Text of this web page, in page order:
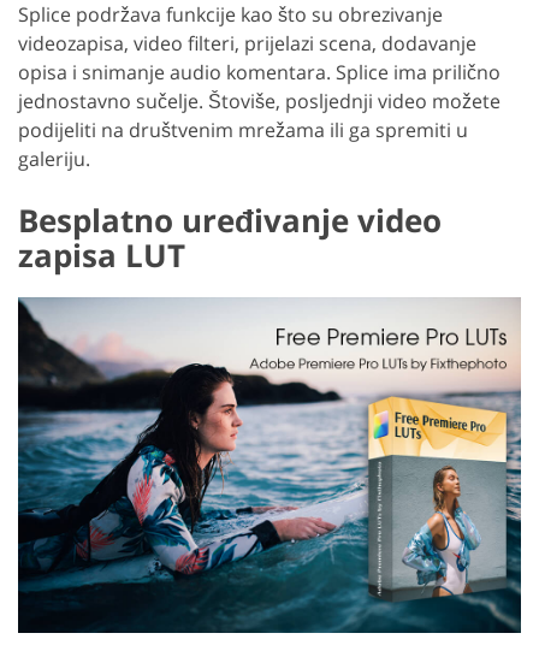
Splice podržava funkcije kao što su obrezivanje
videozapisa, video filteri, prijelazi scena, dodavanje
opisa i snimanje audio komentara. Splice ima prilično
jednostavno sučelje. Štoviše, posljednji video možete
podijeliti na društvenim mrežama ili ga spremiti u
galeriju.
Besplatno uređivanje video
zapisa LUT